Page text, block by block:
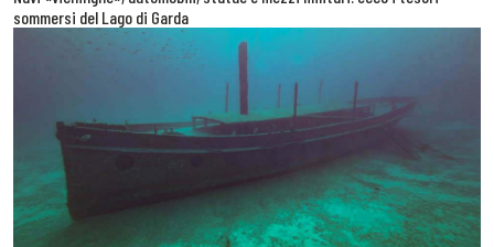
sommersi del Lago di Garda